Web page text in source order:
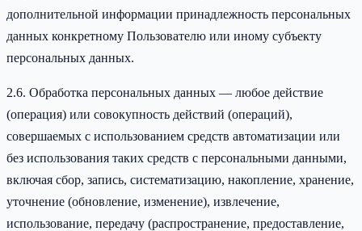
дополнительной информации принадлежность персональных
данных конкретному Пользователю или иному субъекту
персональных данных.
2.6. Обработка персональных данных — любое действие
(операция) или совокупность действий (операций),
совершаемых с использованием средств автоматизации или
без использования таких средств с персональными данными,
включая сбор, запись, систематизацию, накопление, хранение,
уточнение (обновление, изменение), извлечение,
использование, передачу (распространение, предоставление,